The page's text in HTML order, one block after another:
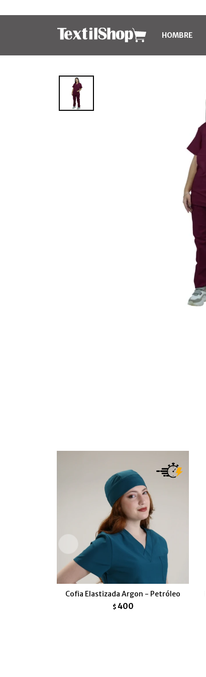
HOMBRE
Cofia Elastizada Argon - Petróleo
$ 400